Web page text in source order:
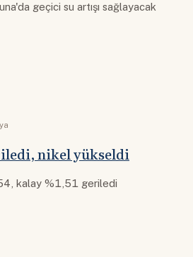
geçici su artışı sağlayacak
nikel yükseldi
kalay %1,51 geriledi